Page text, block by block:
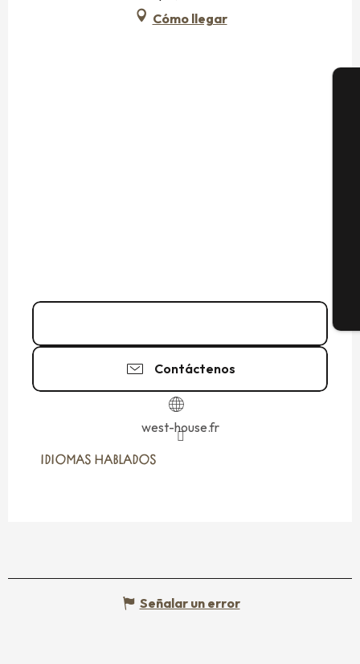
Cómo llegar
Contáctenos
west-house.fr
IDIOMAS HABLADOS
IDIOMAS HABLADOS
Señalar un error